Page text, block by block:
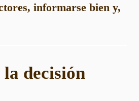
informarse bien y,
decisión